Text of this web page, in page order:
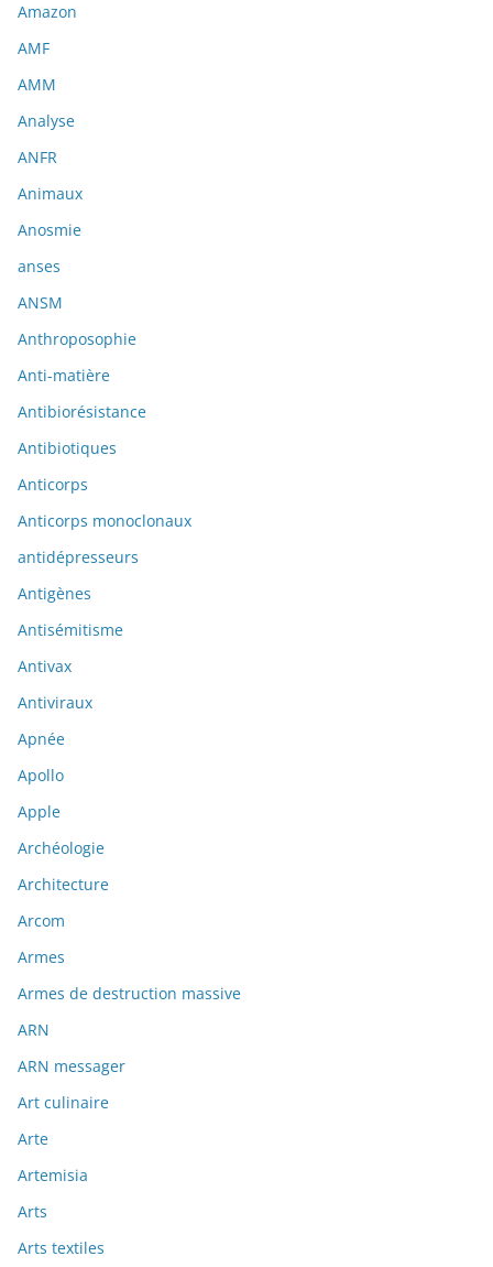
Amazon
AMF
AMM
Analyse
ANFR
Animaux
Anosmie
anses
ANSM
Anthroposophie
Anti-matière
Antibiorésistance
Antibiotiques
Anticorps
Anticorps monoclonaux
antidépresseurs
Antigènes
Antisémitisme
Antivax
Antiviraux
Apnée
Apollo
Apple
Archéologie
Architecture
Arcom
Armes
Armes de destruction massive
ARN
ARN messager
Art culinaire
Arte
Artemisia
Arts
Arts textiles